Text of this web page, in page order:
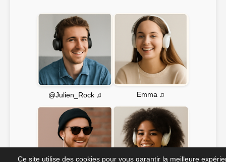
@Julien_Rock ♫ Emma ♫
Ce site utilise des cookies pour vous garantir la meilleure